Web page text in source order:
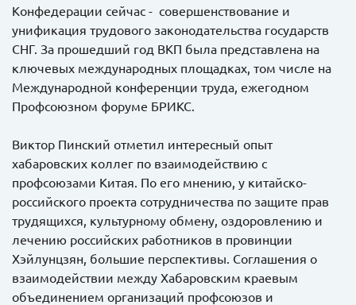
Конфедерации сейчас - совершенствование и
унификация трудового законодательства государств
СНГ. За прошедший год ВКП была представлена на
ключевых международных площадках, том числе на
Международной конференции труда, ежегодном
Профсоюзном форуме БРИКС.
Виктор Пинский отметил интересный опыт
хабаровских коллег по взаимодействию с
профсоюзами Китая. По его мнению, у китайско-
российского проекта сотрудничества по защите прав
трудящихся, культурному обмену, оздоровлению и
лечению российских работников в провинции
Хэйлунцзян, большие перспективы. Соглашения о
взаимодействии между Хабаровским краевым
объединением организаций профсоюзов и